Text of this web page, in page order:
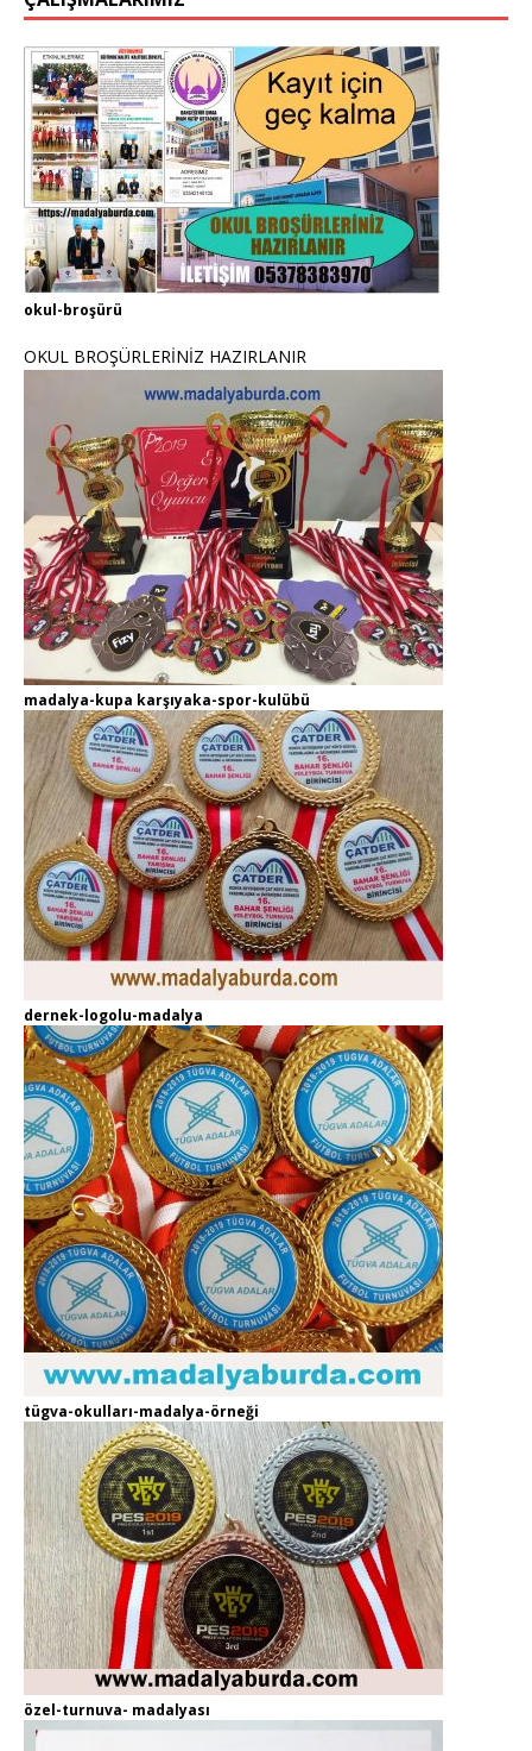
okul-broşürü
OKUL BROŞÜRLERİNİZ HAZIRLANIR
madalya-kupa karşıyaka-spor-kulübü
dernek-logolu-madalya
tügva-okulları-madalya-örneği
özel-turnuva- madalyası